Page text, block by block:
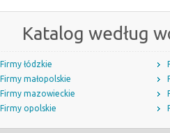
Katalog według
Firmy łódzkie
Firmy małopolskie
Firmy mazowieckie
Firmy opolskie